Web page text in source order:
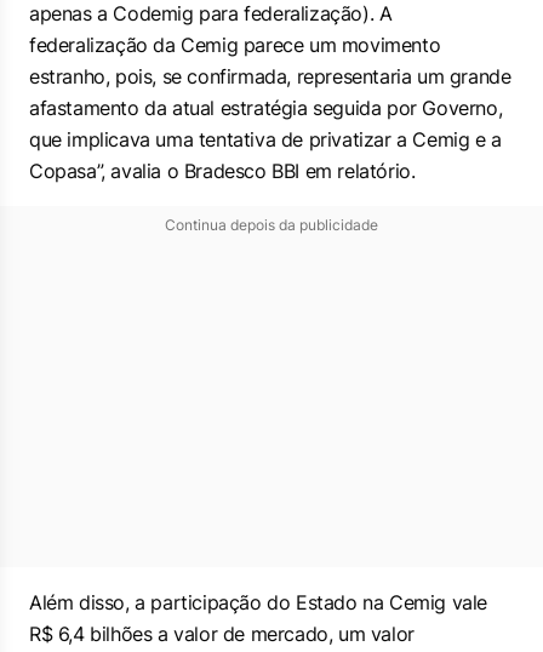
apenas a Codemig para federalização). A
federalização da Cemig parece um movimento
estranho, pois, se confirmada, representaria um grande
afastamento da atual estratégia seguida por Governo,
que implicava uma tentativa de privatizar a Cemig e a
Copasa”, avalia o Bradesco BBI em relatório.
Continua depois da publicidade
Além disso, a participação do Estado na Cemig vale
R$ 6,4 bilhões a valor de mercado, um valor